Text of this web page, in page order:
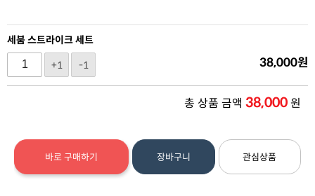
세붐 스트라이크 세트
+1
-1 38,000원
총 상품 금액 38,000원
바로 구매하기 장바구니 관심상품